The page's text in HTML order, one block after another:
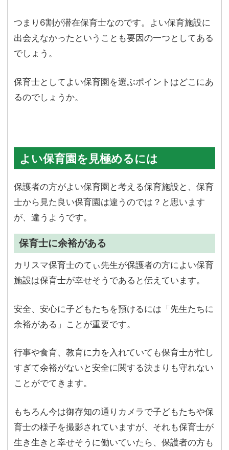
つまり6割が潜在保育士なのです。よい保育施設に
出会えなかったということも要因の一つとしてある
でしょう。
保育士としてよい保育園を選ぶポイントはどこにあ
るのでしょうか。
よい保育園を見極めるには
保護者の方がよい保育園と考える保育施設と、保育
士から見た良い保育園は違うのでは？と思います
が、違うようです。
保育士に余裕がある
カリスマ保育士のてぃ先生が保護者の方によい保育
施設は保育士が幸せそうであると伝えています。
安全、安心に子どもたちを預けるには「先生たちに
余裕がある」ことが重要です。
行事や食育、教育に力を入れていても保育士が忙し
すぎて余裕がないと安全に関する決まりも守れない
ことがでてきます。
もちろん今は御存知の通りカメラで子どもたちや保
育士の様子を撮影されていますが、それも保育士が
生き生きと幸せそうに働いていたら、保護者の方も